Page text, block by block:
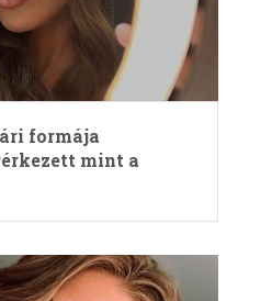
formája
mint a